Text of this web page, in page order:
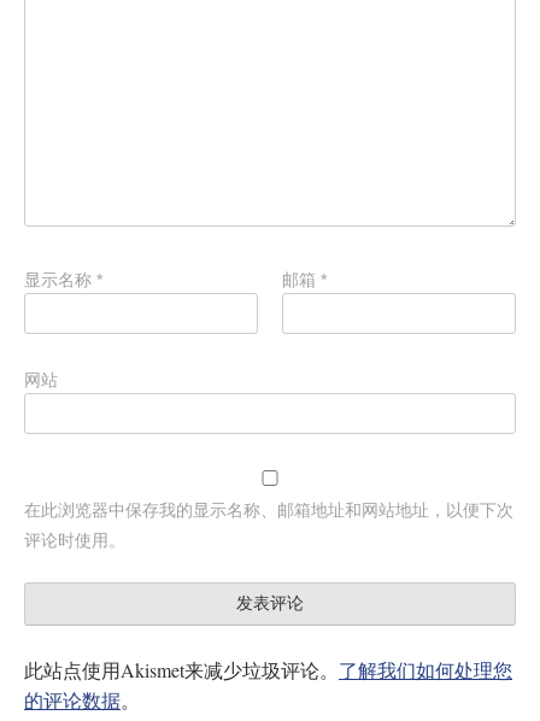
显示名称 * 邮箱*
网站
在此浏览器中保存我的显示名称、邮箱地址和网站地址，以便下次
评论时使用。
此站点使用Akismet来减少垃圾评论。 了解我们如何处理您
的评论数据。